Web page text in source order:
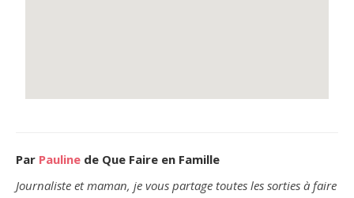
Par Pauline de Que Faire en Famille
Journaliste et maman, je vous partage toutes les sorties à faire